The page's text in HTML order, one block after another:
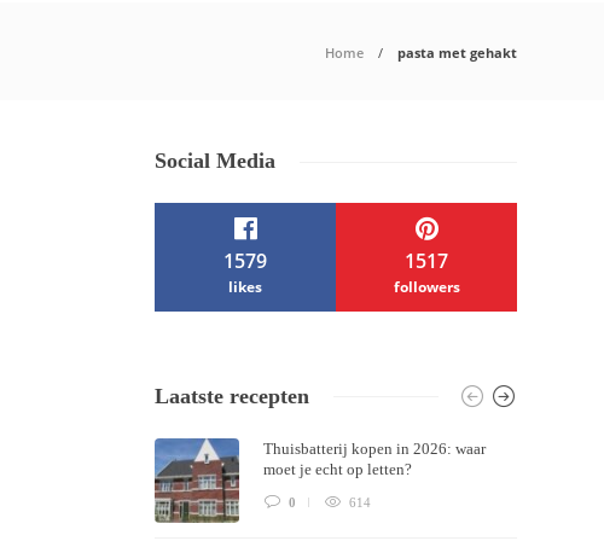
Home pasta met gehakt
Social Media
1579
likes
1517
followers
Themes bySilicon Themes . Join us right
now!
Laatste recepten
Thuisbatterij kopen in 2026: waar
moet je echt op letten?
0 614